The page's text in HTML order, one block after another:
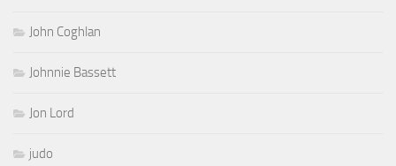
John Coghlan
Johnnie Bassett
Jon Lord
judo